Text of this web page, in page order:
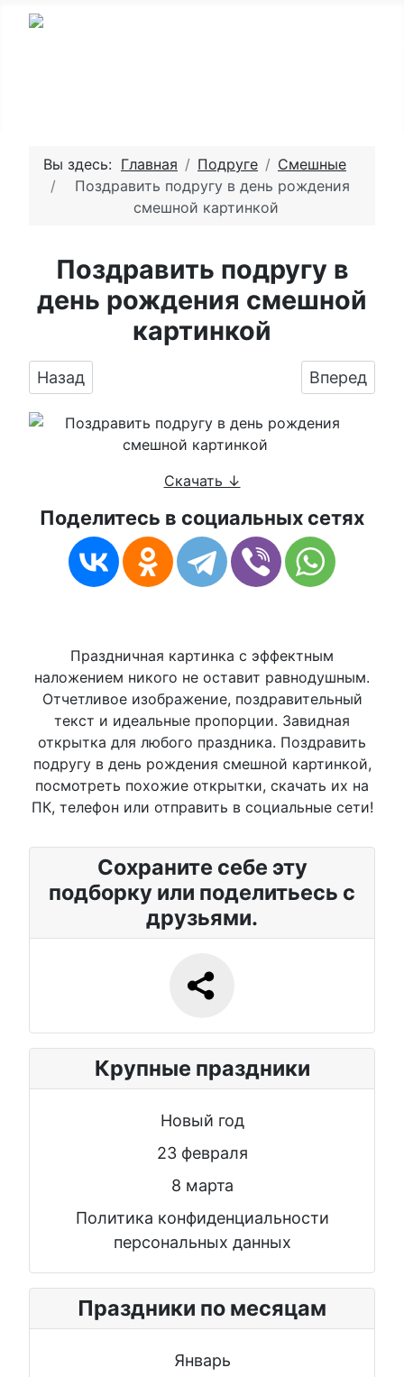
Вы здесь: Главная Подруге
Смешные
Поздравить подругу в день рождения
смешной картинкой
Поздравить подругу в
день рождения смешной
картинкой
Предыдущий: Поздравляем с Днём
Назад Вперед
Скачать ↓
Поделитесь в социальных сетях
Праздничная картинка с эффектным
наложением никого не оставит равнодушным.
Отчетливое изображение, поздравительный
текст и идеальные пропорции. Завидная
открытка для любого праздника. Поздравить
подругу в день рождения смешной картинкой,
посмотреть похожие открытки, скачать их на
ПК, телефон или отправить в социальные сети!
Сохраните себе эту
подборку или поделитьесь с
друзьями.
Крупные праздники
Новый год
23 февраля
8 марта
Политика конфиденциальности
персональных данных
Праздники по месяцам
Январь